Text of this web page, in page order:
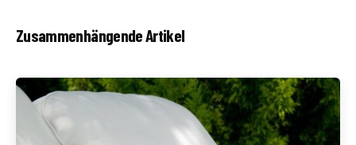
Zusammenhängende Artikel